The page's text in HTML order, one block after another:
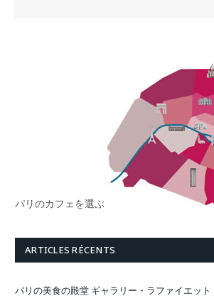
パリのカフェを選ぶ
ARTICLES RÉCENTS
パリの美食の殿堂 ギャラリー・ラファイエット